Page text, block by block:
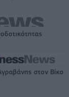
στον Βίκο